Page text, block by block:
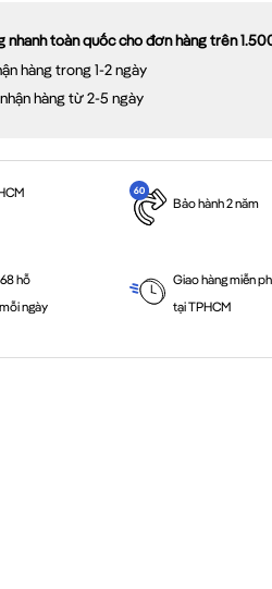
nhanh toàn quốc cho đơn hàng trên
hàng trong 1-2 ngày
hàng từ 2-5 ngày
Bảo hành 2 năm
hỗ
ngày
Giao hàng miễn
tại TPHCM